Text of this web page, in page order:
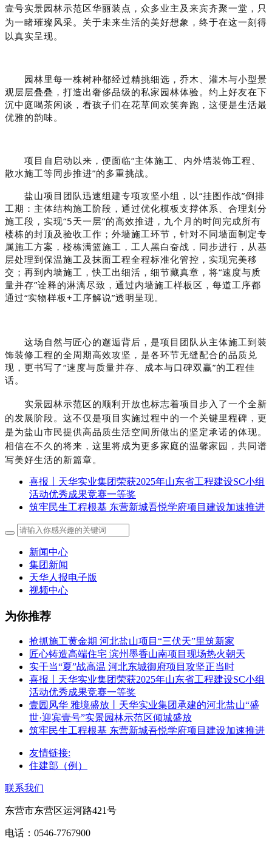
壹号实景园林示范区华丽装点，众多业主及来宾齐聚一堂，只
为一睹璀璨风采。关于未来生活的美好想象，终于在这一刻得
以真实呈现。
园林里每一株树种都经过精挑细选，乔木、灌木与小型景
观层层叠叠，打造出奢侈品级的私家园林体验。约上好友在下
沉中庭喝茶闲谈，看孩子们在花草间欢笑奔跑，这便是生活最
优雅的韵味。
项目自启动以来，便面临“主体施工、内外墙装饰工程、
散水施工等同步推进”的多重挑战。
盐山项目团队迅速组建专项攻坚小组，以“挂图作战”倒排
工期：主体结构施工阶段，通过优化模板支撑体系、合理划分
施工段，实现“5天一层”的高效推进，九个月的时间完成所有
楼栋的封顶及验收工作；外墙施工环节，针对不同墙面制定专
属施工方案，楼栋满篮施工，工人黑白奋战，同步进行，从基
层处理到保温施工及抹面工程全程标准化管控，实现完美移
交；再到内墙施工，快工出细活，细节藏真章，将“速度与质
量并存”诠释的淋漓尽致，通过内墙施工样板区，每道工序都
通过“实物样板+工序解说”透明呈现。
这场自然与匠心的邂逅背后，是项目团队从主体施工到装
饰装修工程的全周期高效攻坚，是各环节无缝配合的品质兑
现，更书写了“速度与质量并存、成本与口碑双赢”的工程佳
话。
实景园林示范区的顺利开放也标志着项目步入了一个全新
的发展阶段。这不仅是项目实施过程中的一个关键里程碑，更
是为盐山市民提供高品质生活空间所做出的坚定承诺的体现。
相信在不久的将来，这里将成为更多家庭的温馨家园，共同谱
写美好生活的新篇章。
喜报丨天华实业集团荣获2025年山东省工程建设SC小组
活动优秀成果竞赛一等奖
筑牢民生工程根基 东营新城吾悦学府项目建设加速推进
新闻中心
集团新闻
天华人报电子版
视频中心
为你推荐
抢抓施工黄金期 河北盐山项目“三伏天”里筑新家
匠心铸造高端住宅 滨州墨香山南项目现场热火朝天
实干当“夏”战高温 河北东城御府项目攻坚正当时
喜报丨天华实业集团荣获2025年山东省工程建设SC小组
活动优秀成果竞赛一等奖
壹园风华 雅境盛放丨天华实业集团承建的河北盐山“盛
世·迎宾壹号”实景园林示范区倾城盛放
筑牢民生工程根基 东营新城吾悦学府项目建设加速推进
友情链接:
住建部（例）
联系我们
东营市东营区运河路421号
电话：0546-7767900